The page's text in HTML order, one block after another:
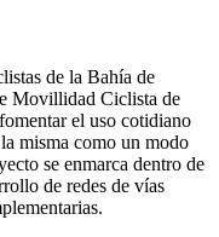
de la Bahía de
Movillidad Ciclista de
el uso cotidiano
misma como un modo
se enmarca dentro de
de redes de vías